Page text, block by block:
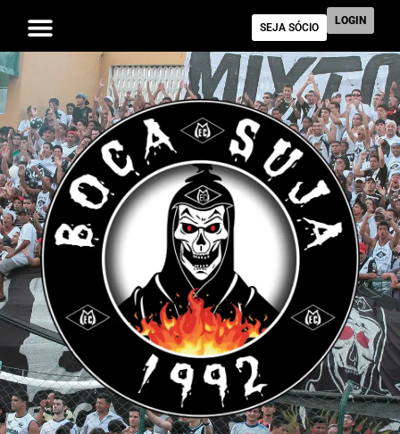
SEJA SÓCIO
LOGIN